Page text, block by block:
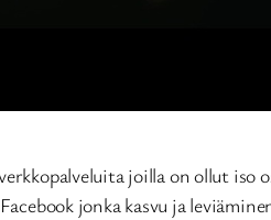
joilla on ollut iso
jonka kasvu ja